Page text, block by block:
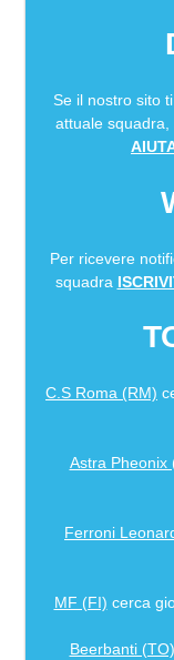
Se il nostro sito
attuale squadra,
Per ricevere
squadra
C.S Roma (RM)
Astra Pheonix
Ferroni
MF (FI) cerca
Beerbanti (TO)